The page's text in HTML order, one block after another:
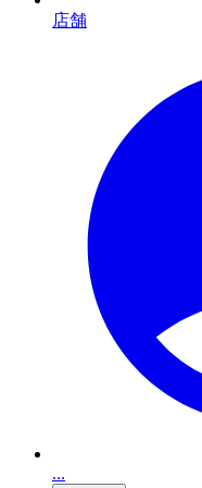
店舗
...